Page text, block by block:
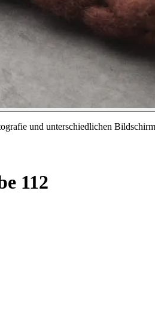
und unterschiedlichen
112